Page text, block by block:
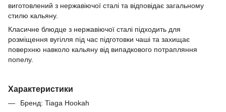
виготовлений з нержавіючої сталі та відповідає загальному
стилю кальяну.
Класичне блюдце з нержавіючої сталі підходить для
розміщення вугілля під час підготовки чаші та захищає
поверхню навколо кальяну від випадкового потрапляння
попелу.
Характеристики
Бренд: Tiaga Hookah